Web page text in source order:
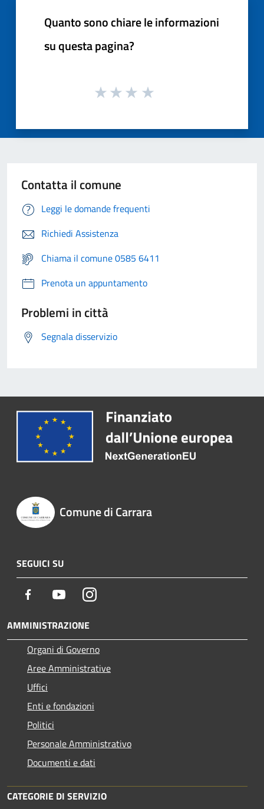
Quanto sono chiare le informazioni
su questa pagina?
Contatta il comune
Leggi le domande frequenti
Richiedi Assistenza
Chiama il comune 0585 6411
Prenota un appuntamento
Problemi in città
Segnala disservizio
Comune di Carrara
SEGUICI SU
Facebook YoutubeInstagram
AMMINISTRAZIONE
Organi di Governo
Aree Amministrative
Uffici
Enti e fondazioni
Politici
Personale Amministrativo
Documenti e dati
CATEGORIE DI SERVIZIO